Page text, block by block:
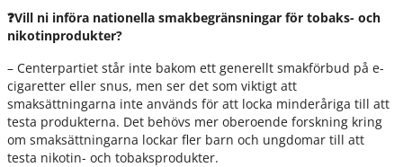
❓Vill ni införa nationella smakbegränsningar för tobaks- och
nikotinprodukter?
– Centerpartiet står inte bakom ett generellt smakförbud på e-
cigaretter eller snus, men ser det som viktigt att
smaksättningarna inte används för att locka minderåriga till att
testa produkterna. Det behövs mer oberoende forskning kring
om smaksättningarna lockar fler barn och ungdomar till att
testa nikotin- och tobaksprodukter.